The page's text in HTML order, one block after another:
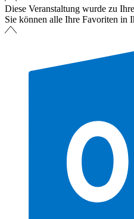
Diese Veranstaltung wurde zu
Sie können alle Ihre Favoriten in